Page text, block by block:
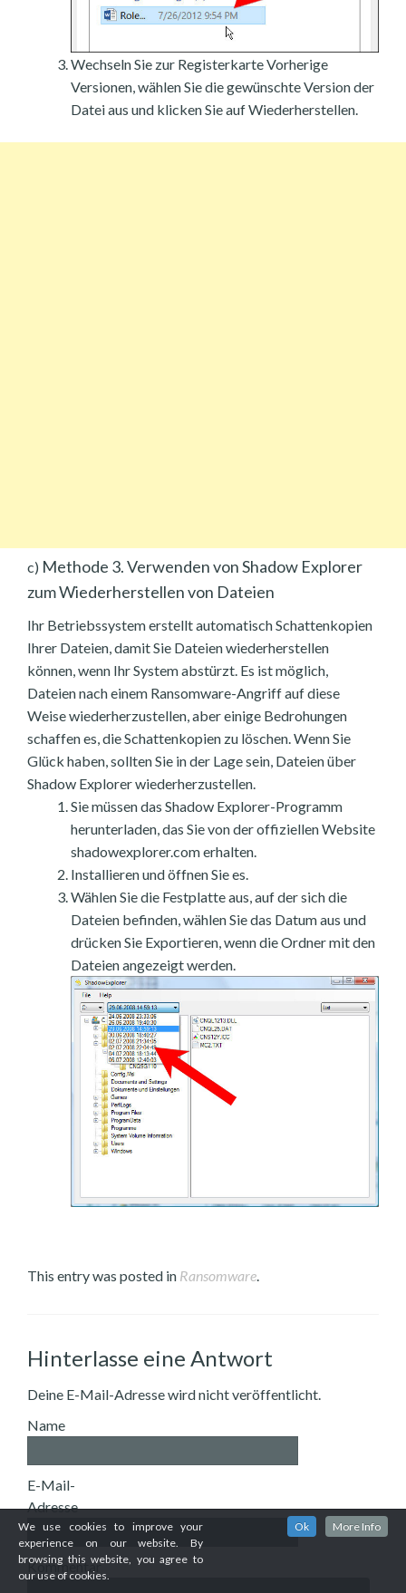
Wechseln Sie zur Registerkarte Vorherige
Versionen, wählen Sie die gewünschte Version der
Datei aus und klicken Sie auf Wiederherstellen.
c) Methode 3. Verwenden von Shadow Explorer
zum Wiederherstellen von Dateien
Ihr Betriebssystem erstellt automatisch Schattenkopien
Ihrer Dateien, damit Sie Dateien wiederherstellen
können, wenn Ihr System abstürzt. Es ist möglich,
Dateien nach einem Ransomware-Angriff auf diese
Weise wiederherzustellen, aber einige Bedrohungen
schaffen es, die Schattenkopien zu löschen. Wenn Sie
Glück haben, sollten Sie in der Lage sein, Dateien über
Shadow Explorer wiederherzustellen.
Sie müssen das Shadow Explorer-Programm
herunterladen, das Sie von der offiziellen Website
shadowexplorer.com erhalten.
Installieren und öffnen Sie es.
Wählen Sie die Festplatte aus, auf der sich die
Dateien befinden, wählen Sie das Datum aus und
drücken Sie Exportieren, wenn die Ordner mit den
Dateien angezeigt werden.
This entry was posted in Ransomware.
Hinterlasse eine Antwort
Deine E-Mail-Adresse wird nicht veröffentlicht.
Name
E-Mail-
Adresse
Kommentar
We use cookies to improve your
experience on our website. By
browsing this website, you agree to
our use of cookies.
Ok More Info